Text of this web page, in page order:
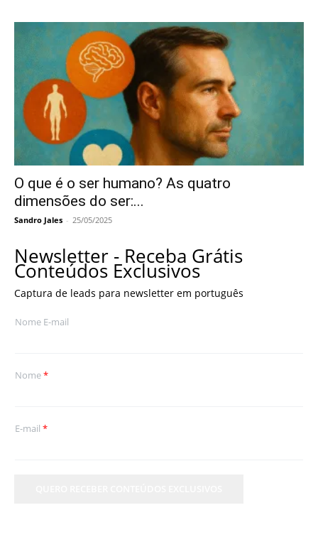
O que é o ser humano? As quatro
dimensões do ser:...
Sandro Jales - 25/05/2025
Newsletter - Receba Grátis
Conteúdos Exclusivos
Captura de leads para newsletter em português
Nome E-mail
Nome*
E-mail *